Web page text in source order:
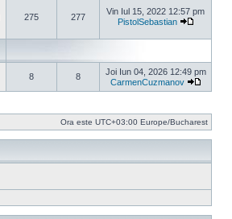
275 277
Vin Iul 15, 2022 12:57 pm
PistolSebastian
8 8
Joi Iun 04, 2026 12:49 pm
CarmenCuzmanov
Vezi
Ora este UTC+03:00 Europe/Bucharest